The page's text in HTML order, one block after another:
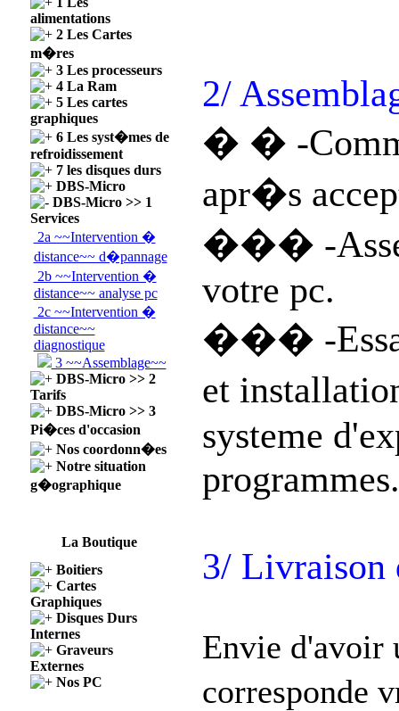
alimentations
2 Les Cartes
m�res
3 Les processeurs
4 La Ram
5 Les cartes
graphiques
6 Les syst�mes de
refroidissement
7 les disques durs
DBS-Micro
DBS-Micro >> 1
Services
2a ~~Intervention �
distance~~ d�pannage
2b ~~Intervention �
distance~~ analyse pc
2c ~~Intervention �
distance~~
diagnostique
3 ~~Assemblage~~
DBS-Micro >> 2
Tarifs
DBS-Micro >> 3
Pi�ces d'occasion
Nos coordonn�es
Notre situation
g�ographique
La Boutique
Boitiers
Cartes
Graphiques
Disques Durs
Internes
Graveurs
Externes
Nos PC
2/
� � -
apr�s
��� -
votre pc.
��� -Essai
et
systeme
programmes.
3/ Livraison
Envie d'avoir
corresponde